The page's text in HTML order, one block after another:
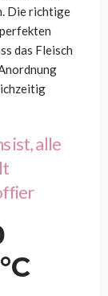
Die richtige
das Fleisch
ist, alle